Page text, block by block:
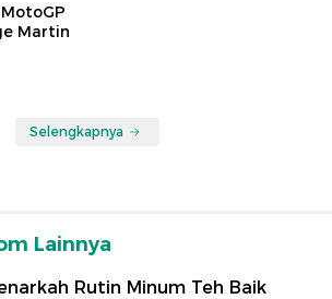
Martin
Selengkapnya
Lainnya
Rutin Minum Teh Baik